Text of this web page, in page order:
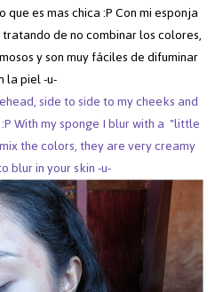
es mas chica :P Con mi esponja
de no combinar los colores,
y son muy fáciles de difuminar
la piel -u-
side to side to my cheeks and
With my sponge I blur with a "little
the colors, they are very creamy
blur in your skin -u-